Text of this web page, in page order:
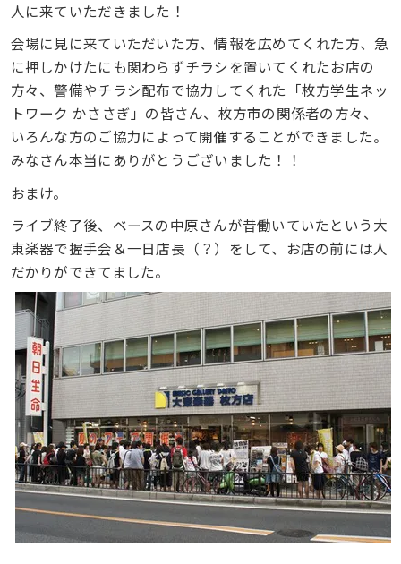
人に来ていただきました！
会場に見に来ていただいた方、情報を広めてくれた方、急
に押しかけたにも関わらずチラシを置いてくれたお店の
方々、警備やチラシ配布で協力してくれた「枚方学生ネッ
トワーク かささぎ」の皆さん、枚方市の関係者の方々、
いろんな方のご協力によって開催することができました。
みなさん本当にありがとうございました！！
おまけ。
ライブ終了後、ベースの中原さんが昔働いていたという大
東楽器で握手会＆一日店長（？）をして、お店の前には人
だかりができてました。